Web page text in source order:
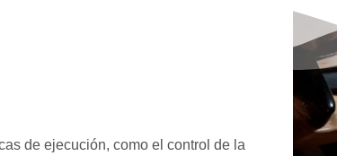
de ejecución, como el control de la